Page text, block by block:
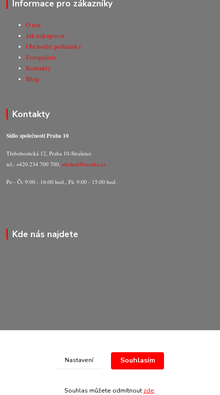
Informace pro zákazníky
O nás
Jak nakupovat
Obchodní podmínky
Fotogalerie
Kontakty
Blog
Kontakty
Sídlo společnosti Praha 10
Třebohostická 12, Praha 10-Strašnice
tel.: +420 234 700 700,obchod@razitka.cz
Po - Čt: 9:00 - 16:00 hod., Pá: 9:00 - 15:00 hod.
Kde nás najdete
© Copyright 2020-2026 Marking Center CZ a.s.
Nastavení Souhlasím
Souhlas můžete odmítnout zde.